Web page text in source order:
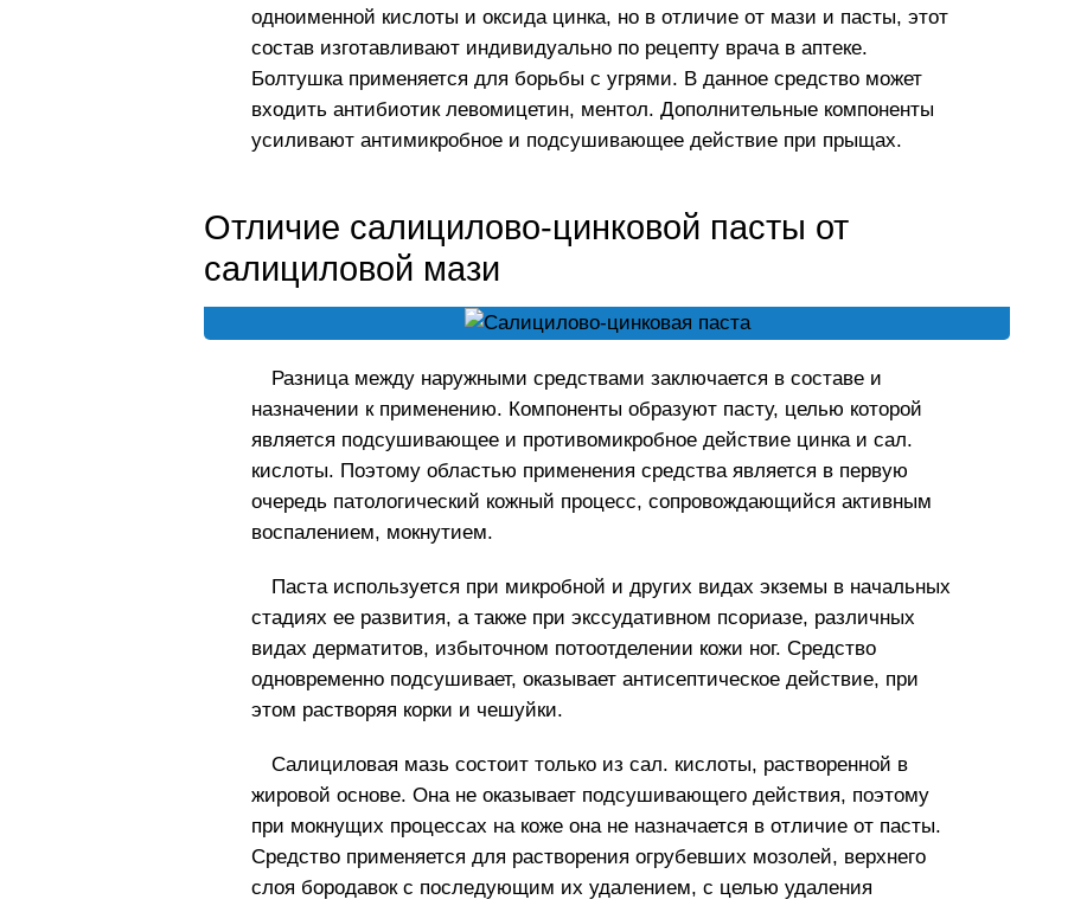
одноименной кислоты и оксида цинка, но в отличие от мази и пасты, этот
состав изготавливают индивидуально по рецепту врача в аптеке.
Болтушка применяется для борьбы с угрями. В данное средство может
входить антибиотик левомицетин, ментол. Дополнительные компоненты
усиливают антимикробное и подсушивающее действие при прыщах.
Отличие салицилово-цинковой пасты от
салициловой мази
Разница между наружными средствами заключается в составе и
назначении к применению. Компоненты образуют пасту, целью которой
является подсушивающее и противомикробное действие цинка и сал.
кислоты. Поэтому областью применения средства является в первую
очередь патологический кожный процесс, сопровождающийся активным
воспалением, мокнутием.
Паста используется при микробной и других видах экземы в начальных
стадиях ее развития, а также при экссудативном псориазе, различных
видах дерматитов, избыточном потоотделении кожи ног. Средство
одновременно подсушивает, оказывает антисептическое действие, при
этом растворяя корки и чешуйки.
Салициловая мазь состоит только из сал. кислоты, растворенной в
жировой основе. Она не оказывает подсушивающего действия, поэтому
при мокнущих процессах на коже она не назначается в отличие от пасты.
Средство применяется для растворения огрубевших мозолей, верхнего
слоя бородавок с последующим их удалением, с целью удаления